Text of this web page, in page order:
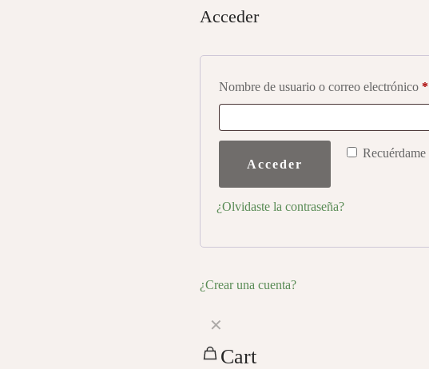
Acceder
Nombre de usuario o correo electrónico *
Recuérdame
Acceder
¿Olvidaste la contraseña?
¿Crear una cuenta?
✕
Cart